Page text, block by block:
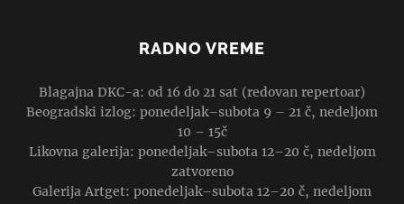
RADNO VREME
Blagajna DKC-a: od 16 do 21 sat (redovan repertoar)
Beogradski izlog: ponedeljak–subota 9 – 21 č, nedeljom
10 – 15č
Likovna galerija: ponedeljak–subota 12–20 č, nedeljom
zatvoreno
Galerija Artget: ponedeljak–subota 12–20 č, nedeljom